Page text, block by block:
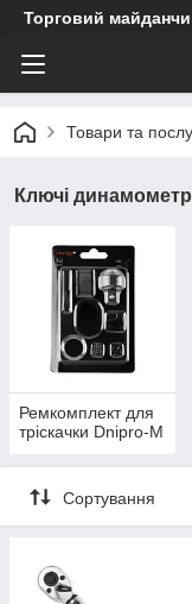
Торговий
Товари та
Ключі
Ремкомплект для
тріскачки Dnipro-M
Сортування